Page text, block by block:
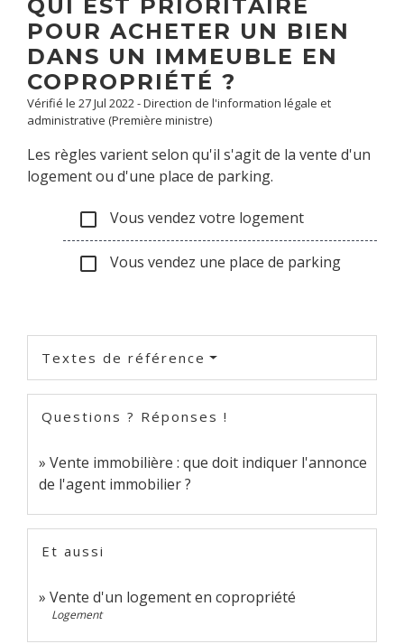
QUI EST PRIORITAIRE
POUR ACHETER UN BIEN
DANS UN IMMEUBLE EN
COPROPRIÉTÉ ?
Vérifié le 27 Jul 2022 - Direction de l'information légale et
administrative (Première ministre)
Les règles varient selon qu'il s'agit de la vente d'un
logement ou d'une place de parking.
check_box_outline_blank Vous vendez votre logement
check_box_outline_blank Vous vendez une place de parking
Textes de référence
Questions ? Réponses !
Vente immobilière : que doit indiquer l'annonce
de l'agent immobilier ?
Et aussi
Vente d'un logement en copropriété
Logement